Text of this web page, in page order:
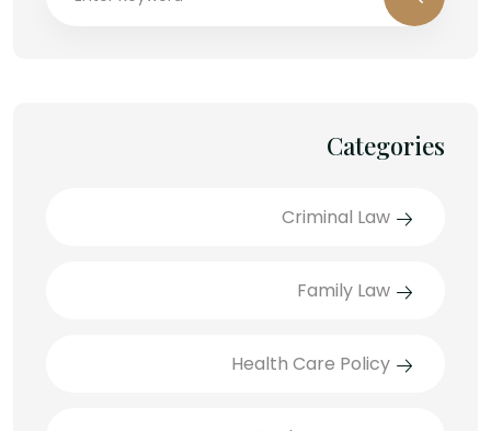
Categories
Criminal Law
Family Law
Health Care Policy